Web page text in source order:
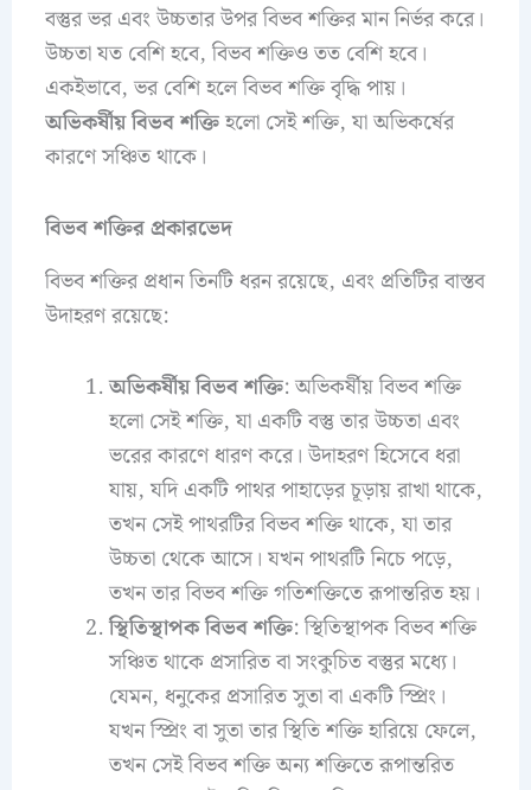
বস্তুর ভর এবং উচ্চতার উপর বিভব শক্তির মান নির্ভর করে।
উচ্চতা যত বেশি হবে, বিভব শক্তিও তত বেশি হবে।
একইভাবে, ভর বেশি হলে বিভব শক্তি বৃদ্ধি পায়।
অভিকর্ষীয় বিভব শক্তিহলো সেই শক্তি, যা অভিকর্ষের
কারণে সঞ্চিত থাকে।
বিভব শক্তির প্রকারভেদ
বিভব শক্তির প্রধান তিনটি ধরন রয়েছে, এবং প্রতিটির বাস্তব
উদাহরণ রয়েছে:
অভিকর্ষীয় বিভব শক্তি: অভিকর্ষীয় বিভব শক্তি
হলো সেই শক্তি, যা একটি বস্তু তার উচ্চতা এবং
ভরের কারণে ধারণ করে। উদাহরণ হিসেবে ধরা
যায়, যদি একটি পাথর পাহাড়ের চূড়ায় রাখা থাকে,
তখন সেই পাথরটির বিভব শক্তি থাকে, যা তার
উচ্চতা থেকে আসে। যখন পাথরটি নিচে পড়ে,
তখন তার বিভব শক্তি গতিশক্তিতে রূপান্তরিত হয়।
স্থিতিস্থাপক বিভব শক্তি: স্থিতিস্থাপক বিভব শক্তি
সঞ্চিত থাকে প্রসারিত বা সংকুচিত বস্তুর মধ্যে।
যেমন, ধনুকের প্রসারিত সুতা বা একটি স্প্রিং।
যখন স্প্রিং বা সুতা তার স্থিতি শক্তি হারিয়ে ফেলে,
তখন সেই বিভব শক্তি অন্য শক্তিতে রূপান্তরিত